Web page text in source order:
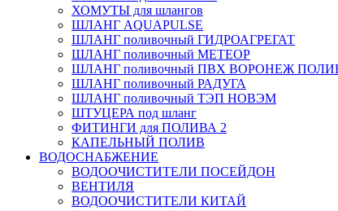
ХОМУТЫ для шлангов
ШЛАНГ AQUAPULSE
ШЛАНГ поливочный ГИДРОАГРЕГАТ
ШЛАНГ поливочный МЕТЕОР
ШЛАНГ поливочный ПВХ ВОРОНЕЖ
ШЛАНГ поливочный РАДУГА
ШЛАНГ поливочный ТЭП НОВЭМ
ШТУЦЕРА под шланг
ФИТИНГИ для ПОЛИВА 2
КАПЕЛЬНЫЙ ПОЛИВ
ВОДОСНАБЖЕНИЕ
ВОДООЧИСТИТЕЛИ ПОСЕЙДОН
ВЕНТИЛЯ
ВОДООЧИСТИТЕЛИ КИТАЙ